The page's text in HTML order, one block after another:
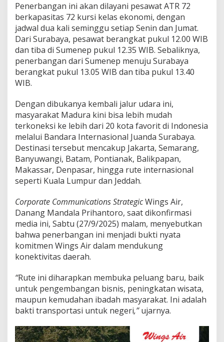
n
g
s
A
i
r
B
u
a
i
P
e
n
e
r
b
g
a
n
k
M
u
r
Penerbangan ini akan dilayani pesawat ATR 72
berkapasitas 72 kursi kelas ekonomi, dengan
jadwal dua kali seminggu setiap Senin dan Jumat.
Dari Surabaya, pesawat berangkat pukul 12.00 WIB
dan tiba di Sumenep pukul 12.35 WIB. Sebaliknya,
penerbangan dari Sumenep menuju Surabaya
berangkat pukul 13.05 WIB dan tiba pukul 13.40
WIB.
Dengan dibukanya kembali jalur udara ini,
masyarakat Madura kini bisa lebih mudah
terkoneksi ke lebih dari 20 kota favorit di Indonesia
melalui Bandara Internasional Juanda Surabaya.
Destinasi tersebut mencakup Jakarta, Semarang,
Banyuwangi, Batam, Pontianak, Balikpapan,
Makassar, Denpasar, hingga rute internasional
seperti Kuala Lumpur dan Jeddah.
Corporate Communications StrategicWings Air,
Danang Mandala Prihantoro, saat dikonfirmasi
media ini, Sabtu (27/9/2025) malam, menyebutkan
bahwa penerbangan ini menjadi bukti nyata
komitmen Wings Air dalam mendukung
konektivitas daerah.
“Rute ini diharapkan membuka peluang baru, baik
untuk pengembangan bisnis, peningkatan wisata,
maupun kemudahan ibadah masyarakat. Ini adalah
bakti transportasi untuk negeri,”ujarnya.